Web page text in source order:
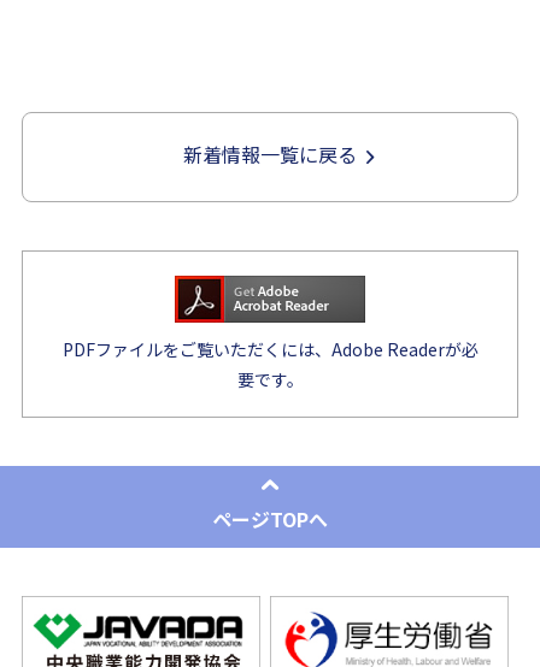
新着情報一覧に戻る
PDFファイルをご覧いただくには、Adobe Readerが必
要です。
ページTOPへ